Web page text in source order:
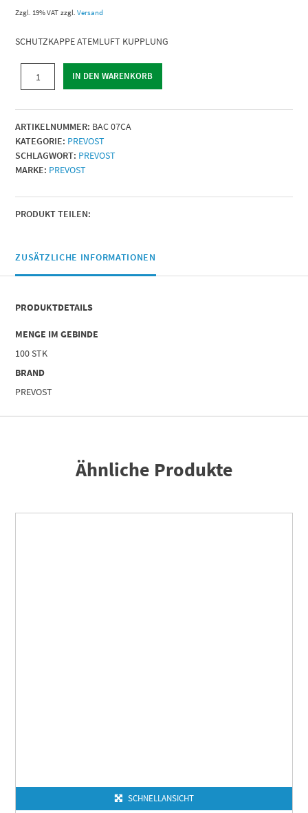
Zzgl. 19% VAT zzgl.Versand
SCHUTZKAPPE ATEMLUFT KUPPLUNG
ATEMLUFT
|
Einsatzeignung
=
Kupplungen
BAC
Menge
IN DEN WARENKORB
ARTIKELNUMMER: BAC 07CA
KATEGORIE: PREVOST
SCHLAGWORT: PREVOST
MARKE: PREVOST
PRODUKT TEILEN:
ZUSÄTZLICHE INFORMATIONEN
PRODUKTDETAILS
MENGE IM GEBINDE
100 STK
BRAND
PREVOST
Ähnliche Produkte
SCHNELLANSICHT